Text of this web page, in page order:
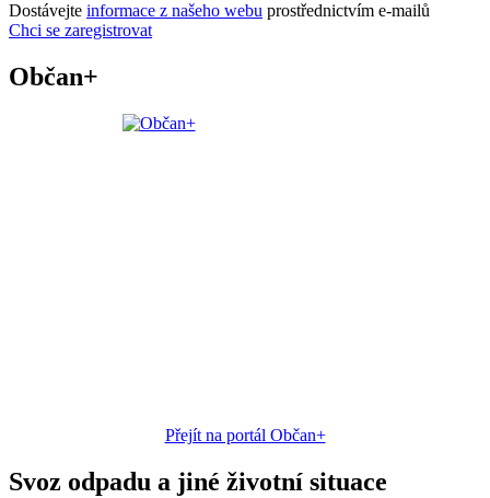
Dostávejte informace z našeho webu prostřednictvím e-mailů
Chci se zaregistrovat
Občan+
Přejít na portál Občan+
Svoz odpadu a jiné životní situace